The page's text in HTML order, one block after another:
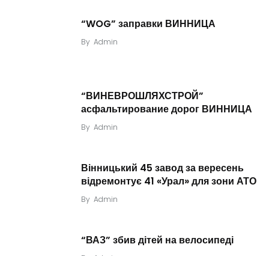
“WOG” заправки ВИННИЦА
By Admin
“ВИНЕВРОШЛЯХСТРОЙ”
асфальтирование дорог ВИННИЦА
By Admin
Вінницький 45 завод за вересень
відремонтує 41 «Урал» для зони АТО
By Admin
“ВАЗ” збив дітей на велосипеді